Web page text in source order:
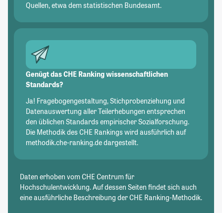
Quellen, etwa dem statistischen Bundesamt.
Genügt das CHE Ranking wissenschaftlichen
Standards?
Ja! Fragebogengestaltung, Stichprobenziehung und
Datenauswertung aller Teilerhebungen entsprechen
den üblichen Standards empirischer Sozialforschung.
Die Methodik des CHE Rankings wird ausführlich auf
methodik.che-ranking.de dargestellt.
Daten erhoben vom CHE Centrum für
Hochschulentwicklung. Auf dessen Seiten findet sich auch
eine ausführliche Beschreibung der CHE Ranking-Methodik.